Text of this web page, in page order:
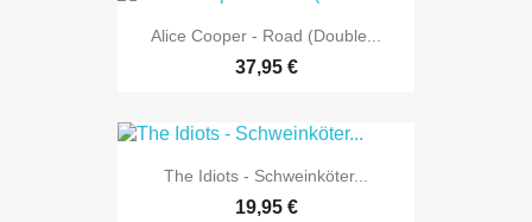
Alice Cooper - Road (Double...
37,95 €
The Idiots - Schweinköter...
19,95 €